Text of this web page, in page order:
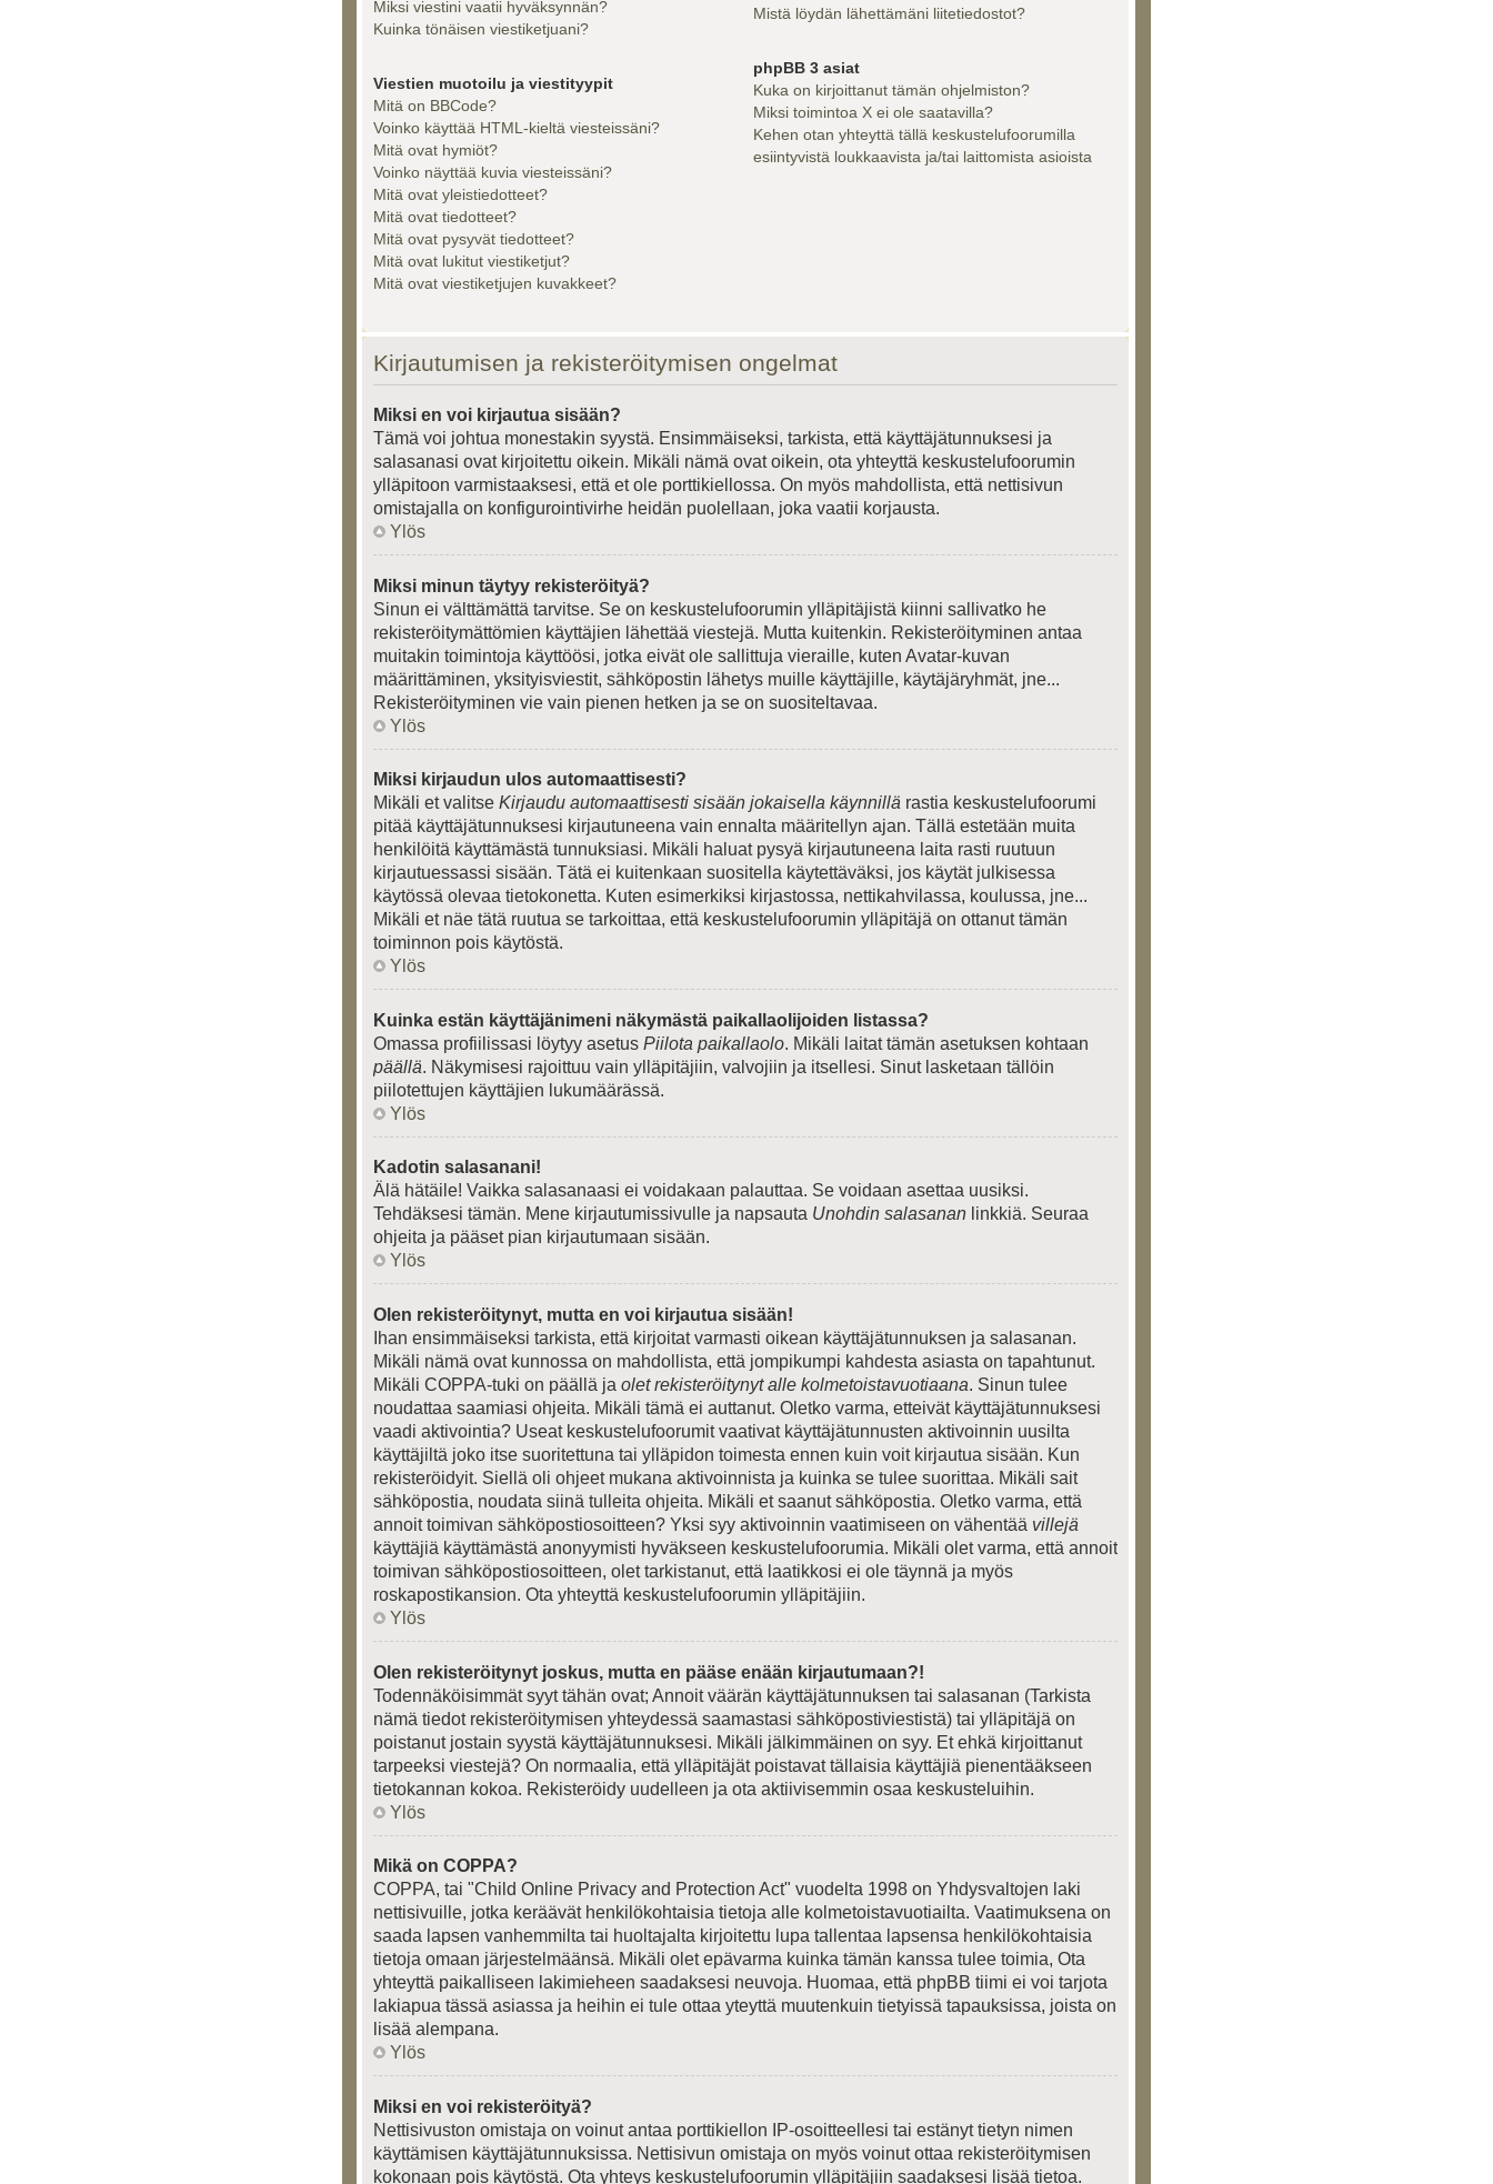
Miksi viestini vaatii hyväksynnän?
Kuinka tönäisen viestiketjuani?
Viestien muotoilu ja viestityypit
Mitä on BBCode?
Voinko käyttää HTML-kieltä viesteissäni?
Mitä ovat hymiöt?
Voinko näyttää kuvia viesteissäni?
Mitä ovat yleistiedotteet?
Mitä ovat tiedotteet?
Mitä ovat pysyvät tiedotteet?
Mitä ovat lukitut viestiketjut?
Mitä ovat viestiketjujen kuvakkeet?
Mistä löydän lähettämäni liitetiedostot?
phpBB 3 asiat
Kuka on kirjoittanut tämän ohjelmiston?
Miksi toimintoa X ei ole saatavilla?
Kehen otan yhteyttä tällä keskustelufoorumilla
esiintyvistä loukkaavista ja/tai laittomista asioista
Kirjautumisen ja rekisteröitymisen ongelmat
Miksi en voi kirjautua sisään?
Tämä voi johtua monestakin syystä. Ensimmäiseksi, tarkista, että käyttäjätunnuksesi ja
salasanasi ovat kirjoitettu oikein. Mikäli nämä ovat oikein, ota yhteyttä keskustelufoorumin
ylläpitoon varmistaaksesi, että et ole porttikiellossa. On myös mahdollista, että nettisivun
omistajalla on konfigurointivirhe heidän puolellaan, joka vaatii korjausta.
Ylös
Miksi minun täytyy rekisteröityä?
Sinun ei välttämättä tarvitse. Se on keskustelufoorumin ylläpitäjistä kiinni sallivatko he
rekisteröitymättömien käyttäjien lähettää viestejä. Mutta kuitenkin. Rekisteröityminen antaa
muitakin toimintoja käyttöösi, jotka eivät ole sallittuja vieraille, kuten Avatar-kuvan
määrittäminen, yksityisviestit, sähköpostin lähetys muille käyttäjille, käytäjäryhmät, jne...
Rekisteröityminen vie vain pienen hetken ja se on suositeltavaa.
Ylös
Miksi kirjaudun ulos automaattisesti?
Mikäli et valitse Kirjaudu automaattisesti sisään jokaisella käynnillä rastia keskustelufoorumi
pitää käyttäjätunnuksesi kirjautuneena vain ennalta määritellyn ajan. Tällä estetään muita
henkilöitä käyttämästä tunnuksiasi. Mikäli haluat pysyä kirjautuneena laita rasti ruutuun
kirjautuessassi sisään. Tätä ei kuitenkaan suositella käytettäväksi, jos käytät julkisessa
käytössä olevaa tietokonetta. Kuten esimerkiksi kirjastossa, nettikahvilassa, koulussa, jne...
Mikäli et näe tätä ruutua se tarkoittaa, että keskustelufoorumin ylläpitäjä on ottanut tämän
toiminnon pois käytöstä.
Ylös
Kuinka estän käyttäjänimeni näkymästä paikallaolijoiden listassa?
Omassa profiilissasi löytyy asetus Piilota paikallaolo. Mikäli laitat tämän asetuksen kohtaan
päällä. Näkymisesi rajoittuu vain ylläpitäjiin, valvojiin ja itsellesi. Sinut lasketaan tällöin
piilotettujen käyttäjien lukumäärässä.
Ylös
Kadotin salasanani!
Älä hätäile! Vaikka salasanaasi ei voidakaan palauttaa. Se voidaan asettaa uusiksi.
Tehdäksesi tämän. Mene kirjautumissivulle ja napsauta Unohdin salasanan linkkiä. Seuraa
ohjeita ja pääset pian kirjautumaan sisään.
Ylös
Olen rekisteröitynyt, mutta en voi kirjautua sisään!
Ihan ensimmäiseksi tarkista, että kirjoitat varmasti oikean käyttäjätunnuksen ja salasanan.
Mikäli nämä ovat kunnossa on mahdollista, että jompikumpi kahdesta asiasta on tapahtunut.
Mikäli COPPA-tuki on päällä ja olet rekisteröitynyt alle kolmetoistavuotiaana. Sinun tulee
noudattaa saamiasi ohjeita. Mikäli tämä ei auttanut. Oletko varma, etteivät käyttäjätunnuksesi
vaadi aktivointia? Useat keskustelufoorumit vaativat käyttäjätunnusten aktivoinnin uusilta
käyttäjiltä joko itse suoritettuna tai ylläpidon toimesta ennen kuin voit kirjautua sisään. Kun
rekisteröidyit. Siellä oli ohjeet mukana aktivoinnista ja kuinka se tulee suorittaa. Mikäli sait
sähköpostia, noudata siinä tulleita ohjeita. Mikäli et saanut sähköpostia. Oletko varma, että
annoit toimivan sähköpostiosoitteen? Yksi syy aktivoinnin vaatimiseen on vähentää villejä
käyttäjiä käyttämästä anonyymisti hyväkseen keskustelufoorumia. Mikäli olet varma, että annoit
toimivan sähköpostiosoitteen, olet tarkistanut, että laatikkosi ei ole täynnä ja myös
roskapostikansion. Ota yhteyttä keskustelufoorumin ylläpitäjiin.
Ylös
Olen rekisteröitynyt joskus, mutta en pääse enään kirjautumaan?!
Todennäköisimmät syyt tähän ovat; Annoit väärän käyttäjätunnuksen tai salasanan (Tarkista
nämä tiedot rekisteröitymisen yhteydessä saamastasi sähköpostiviestistä) tai ylläpitäjä on
poistanut jostain syystä käyttäjätunnuksesi. Mikäli jälkimmäinen on syy. Et ehkä kirjoittanut
tarpeeksi viestejä? On normaalia, että ylläpitäjät poistavat tällaisia käyttäjiä pienentääkseen
tietokannan kokoa. Rekisteröidy uudelleen ja ota aktiivisemmin osaa keskusteluihin.
Ylös
Mikä on COPPA?
COPPA, tai "Child Online Privacy and Protection Act" vuodelta 1998 on Yhdysvaltojen laki
nettisivuille, jotka keräävät henkilökohtaisia tietoja alle kolmetoistavuotiailta. Vaatimuksena on
saada lapsen vanhemmilta tai huoltajalta kirjoitettu lupa tallentaa lapsensa henkilökohtaisia
tietoja omaan järjestelmäänsä. Mikäli olet epävarma kuinka tämän kanssa tulee toimia, Ota
yhteyttä paikalliseen lakimieheen saadaksesi neuvoja. Huomaa, että phpBB tiimi ei voi tarjota
lakiapua tässä asiassa ja heihin ei tule ottaa yteyttä muutenkuin tietyissä tapauksissa, joista on
lisää alempana.
Ylös
Miksi en voi rekisteröityä?
Nettisivuston omistaja on voinut antaa porttikiellon IP-osoitteellesi tai estänyt tietyn nimen
käyttämisen käyttäjätunnuksissa. Nettisivun omistaja on myös voinut ottaa rekisteröitymisen
kokonaan pois käytöstä. Ota yhteys keskustelufoorumin ylläpitäjiin saadaksesi lisää tietoa.